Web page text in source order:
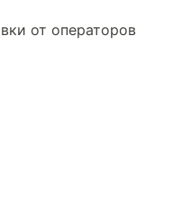
от операторов